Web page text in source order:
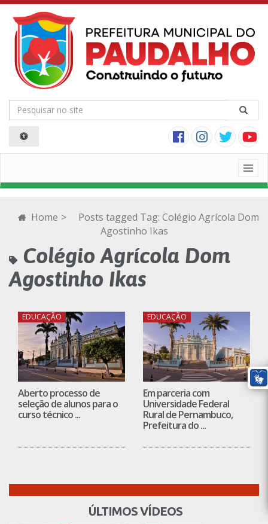
Home > Posts tagged Tag: Colégio Agrícola Dom
Agostinho Ikas
Colégio Agrícola Dom
Agostinho Ikas
EDUCAÇÃO
Aberto processo de
seleção de alunos para o
curso técnico ...
EDUCAÇÃO
Em parceria com
Universidade Federal
Rural de Pernambuco,
Prefeitura do ...
ÚLTIMOS VÍDEOS